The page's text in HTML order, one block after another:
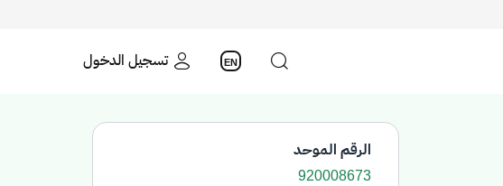
تسجيل الدخول EN
الرقم الموحد
920008673